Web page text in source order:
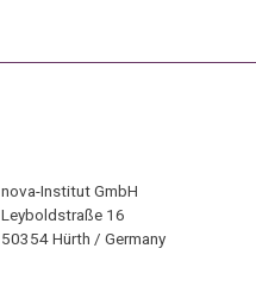
nova-Institut GmbH
Leyboldstraße 16
50354 Hürth / Germany